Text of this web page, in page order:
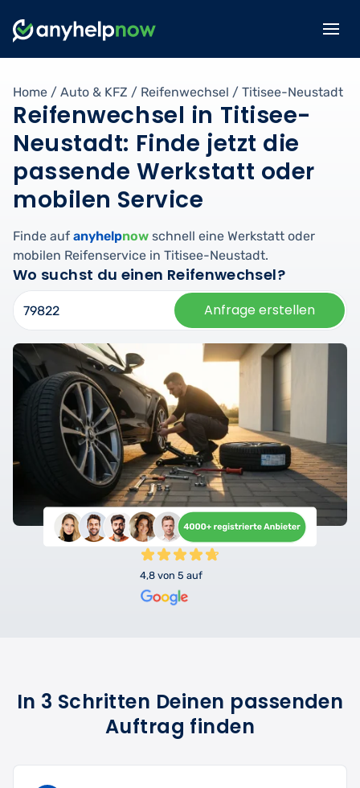
Home / Auto & KFZ / Reifenwechsel / Titisee-Neustadt
Reifenwechsel in Titisee-
Neustadt: Finde jetzt die
passende Werkstatt oder
mobilen Service
Finde auf anyhelpnow schnell eine Werkstatt oder
mobilen Reifenservice in Titisee-Neustadt.
Wo suchst du einen Reifenwechsel?
Anfrage erstellen
4,8 von 5 auf
In 3 Schritten Deinen passenden
Auftrag finden